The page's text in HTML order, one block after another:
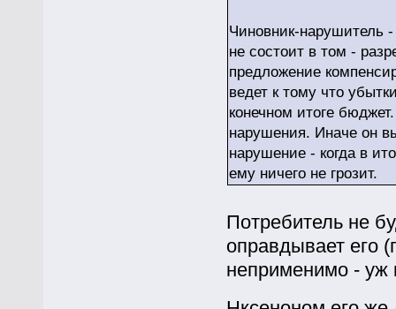
Чиновник-нарушитель -
не состоит в том -
предложение
ведет к тому что
конечном итоге
нарушения. Иначе он
нарушение - когда в
ему ничего не грозит.
Потребитель не
оправдывает его
неприменимо - уж